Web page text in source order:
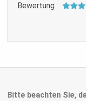
Bewertung
Bitte beachten Sie,